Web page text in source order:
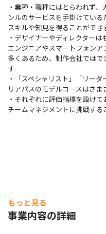
・業種・職種にはとらわれず
ンルのサービスを手掛けてい
スキルや知見を得ることができ
・デザイナーやディレクター
エンジニアやスマートフォン
多くあるため、制作会社では
す
・「スペシャリスト」「リー
リアパスのモデルコースはさま
・それぞれに評価指標を設けて
チームマネジメントに挑戦す
もっと見る
事業内容の詳細